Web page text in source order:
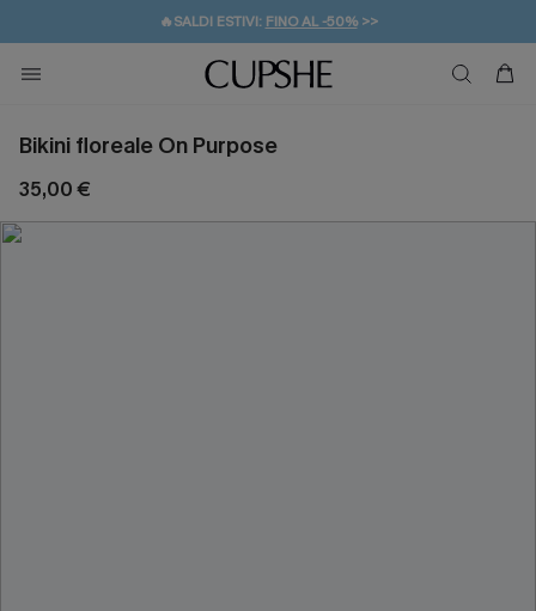
🔥SALDI ESTIVI: FINO AL -50%>>
🚚SPEDIZIONE GRATUITA DA 49€
💌REGALO PER I NUOVI: 20% DI SCONTO*
Bikini floreale On Purpose
35,00 €